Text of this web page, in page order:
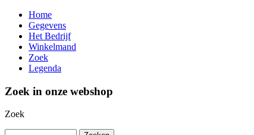
Home
Gegevens
Het Bedrijf
Winkelmand
Zoek
Legenda
Zoek in onze webshop
Zoek